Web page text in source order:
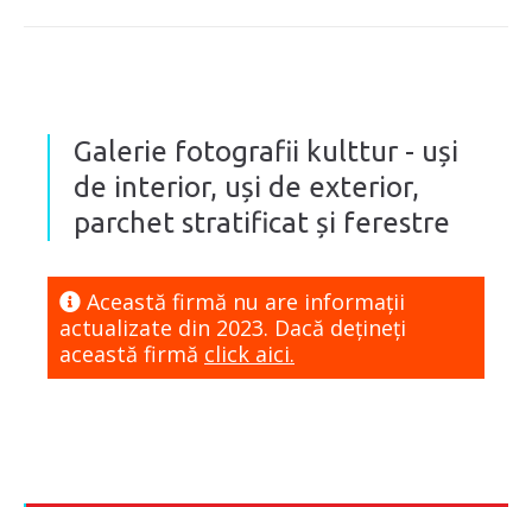
Galerie fotografii kulttur - uși
de interior, uși de exterior,
parchet stratificat și ferestre
Această firmă nu are informaţii
actualizate din 2023. Dacă dețineți
această firmă click aici.